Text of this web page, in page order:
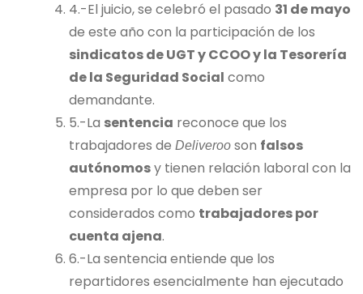
4.-El juicio, se celebró el pasado 31 de mayo
de este año con la participación de los
sindicatos de UGT y CCOO y la Tesorería
de la Seguridad Social como
demandante.
5.-La sentencia reconoce que los
trabajadores de Deliveroo son falsos
autónomosy tienen relación laboral con la
empresa por lo que deben ser
considerados como trabajadores por
cuenta ajena.
6.-La sentencia entiende que los
repartidores esencialmente han ejecutado